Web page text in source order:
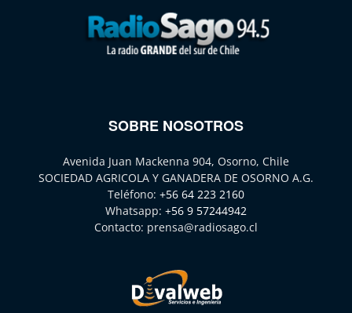
SOBRE NOSOTROS
Avenida Juan Mackenna 904, Osorno, Chile
SOCIEDAD AGRICOLA Y GANADERA DE OSORNO A.G.
Teléfono: +56 64 223 2160
Whatsapp: +56 9 57244942
Contacto: prensa@radiosago.cl